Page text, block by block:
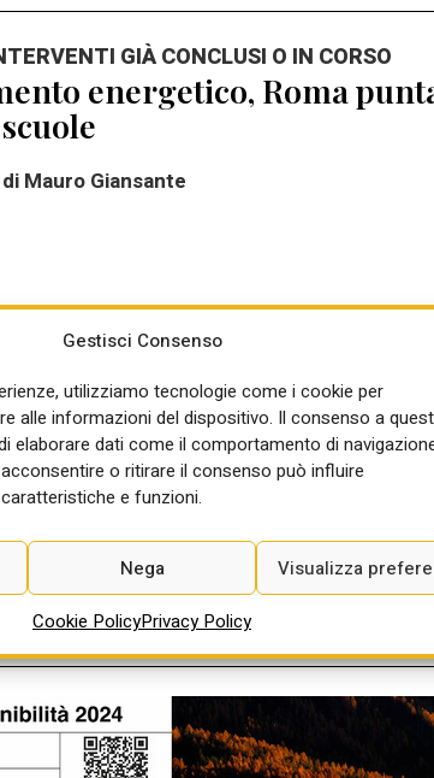
Gestisci Consenso
utilizziamo tecnologie come i cookie per
alle informazioni del dispositivo. Il consenso a
elaborare dati come il comportamento di
o ritirare il consenso può influire
e funzioni.
Nega Visualizza
Cookie PolicyPrivacy Policy
GIÀ CONCLUSI O IN CORSO
energetico, Roma
di Mauro Giansante
di ADD Italy Living
casa: Elisabetta